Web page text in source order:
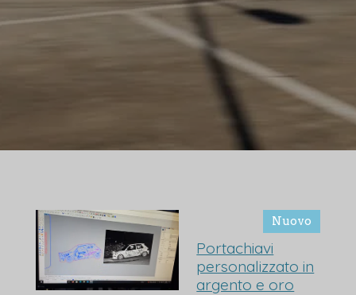
Nuovo
Portachiavi
personalizzato in
argento e oro